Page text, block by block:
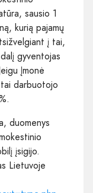
sausio 1
kurią pajamų
į tai,
gyventojas
Įmonė
darbuotojo
duomenys
įsigijo.
Lietuvoje